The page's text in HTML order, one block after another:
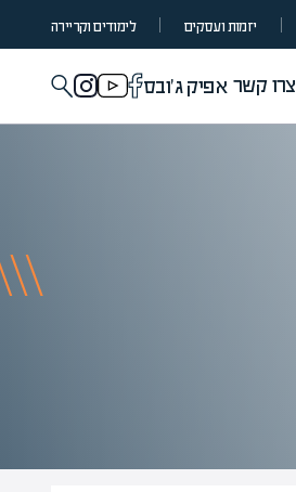
יזמות ועסקים לימודים וקריירה
צרו קשר אפיק ג'ובס